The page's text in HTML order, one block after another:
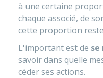
à une certaine
chaque associé, de
cette proportion
L'important est de
savoir dans quelle
céder ses actions.